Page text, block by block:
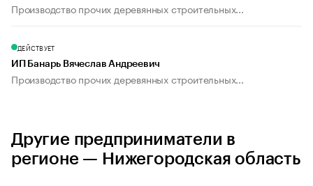
Производство прочих деревянных строительных...
ДЕЙСТВУЕТ
ИП Банарь Вячеслав Андреевич
Производство прочих деревянных строительных...
Другие предприниматели в
регионе — Нижегородская область